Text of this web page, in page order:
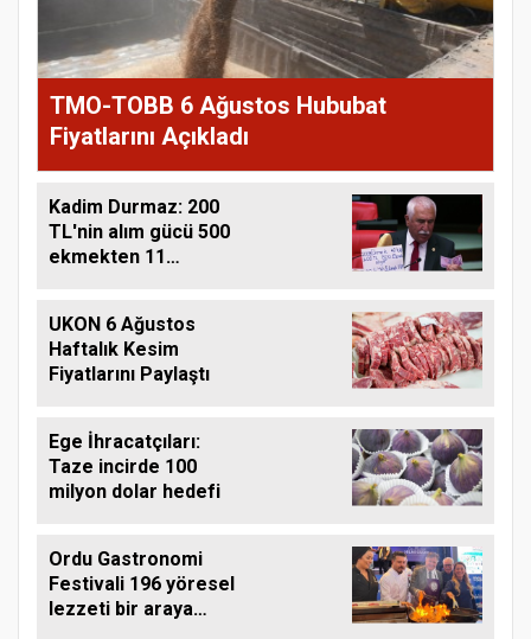
TMO-TOBB 6 Ağustos Hububat
Fiyatlarını Açıkladı
Kadim Durmaz: 200
TL'nin alım gücü 500
ekmekten 11
UKON 6 Ağustos
Haftalık Kesim
Fiyatlarını Paylaştı
Ege İhracatçıları:
Taze incirde 100
milyon dolar hedefi
Ordu Gastronomi
Festivali 196 yöresel
lezzeti bir araya